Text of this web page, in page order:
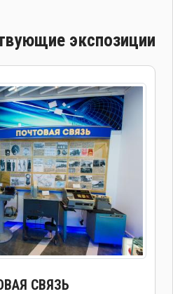
экспозиции
СВЯЗЬ